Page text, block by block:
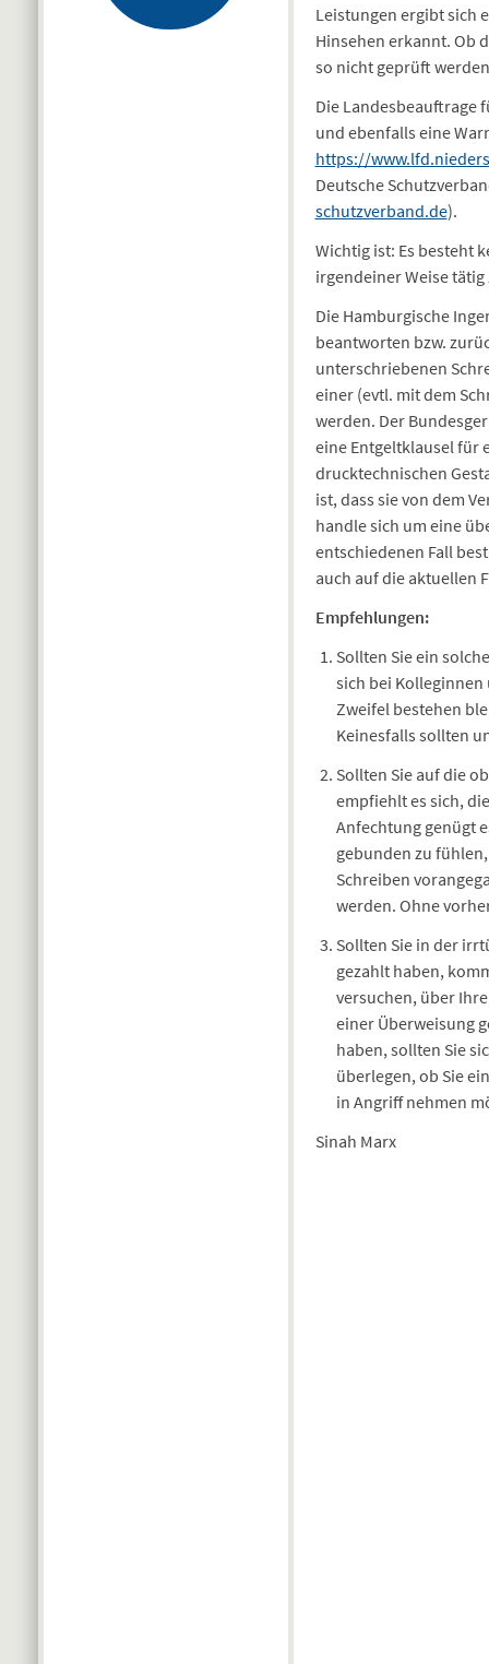
Leistungen ergibt sich
Hinsehen erkannt. Ob
so nicht geprüft
Die Landesbeauftrage
und ebenfalls eine
https://
Deutsche
schutzverband.de).
Wichtig ist: Es besteht
irgendeiner Weise
Die Hamburgische
beantworten bzw.
unterschriebenen
einer (evtl. mit dem
werden. Der
eine Entgeltklausel für
drucktechnischen
ist, dass sie von dem
handle sich um eine
entschiedenen Fall
auch auf die aktuellen
Empfehlungen:
Sollten Sie ein
sich bei
Zweifel bestehen
Keinesfalls sollten
Sollten Sie auf die
empfiehlt es sich,
Anfechtung genügt
gebunden zu
Schreiben
werden. Ohne
Sollten Sie in der
gezahlt haben,
versuchen, über
einer Überweisung
haben, sollten Sie
überlegen, ob Sie
in Angriff nehmen
Sinah Marx